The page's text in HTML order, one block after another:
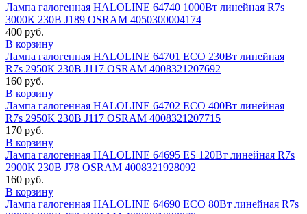
Лампа галогенная HALOLINE 64740 1000Вт линейная R7s
3000К 230В J189 OSRAM 4050300004174
400 руб.
В корзину
Лампа галогенная HALOLINE 64701 ECO 230Вт линейная
R7s 2950К 230В J117 OSRAM 4008321207692
160 руб.
В корзину
Лампа галогенная HALOLINE 64702 ECO 400Вт линейная
R7s 2950К 230В J117 OSRAM 4008321207715
170 руб.
В корзину
Лампа галогенная HALOLINE 64695 ES 120Вт линейная R7s
2900К 230В J78 OSRAM 4008321928092
160 руб.
В корзину
Лампа галогенная HALOLINE 64690 ECO 80Вт линейная R7s